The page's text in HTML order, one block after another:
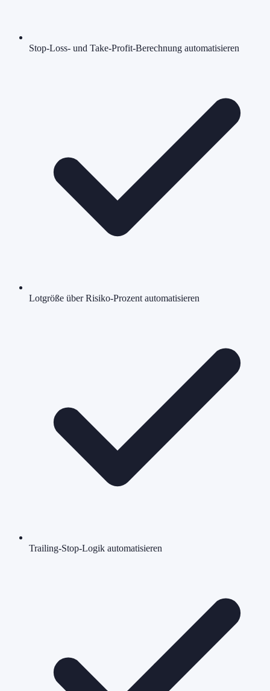
Stop-Loss- und Take-Profit-Berechnung automatisieren
Lotgröße über Risiko-Prozent automatisieren
Trailing-Stop-Logik automatisieren